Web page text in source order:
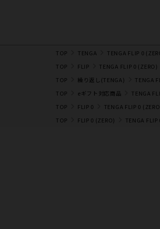
TOP TENGA
TENGA FLIP 0
TOP
FLIP
TENGA FLIP 0 (ZERO)
TOP
繰り返し(TENGA)
TENGA
TOP
eギフト対応商品
TENGA
TOP
FLIP 0
TENGA FLIP 0
TOP
FLIP 0 (ZERO) TENGA FLIP